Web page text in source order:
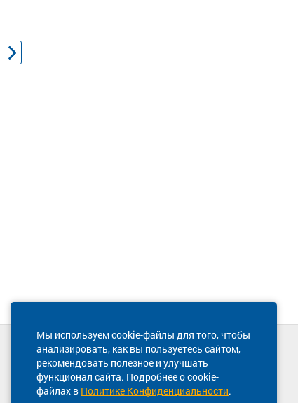
Мы используем cookie-файлы для того, чтобы
анализировать, как вы пользуетесь сайтом,
рекомендовать полезное и улучшать
функционал сайта. Подробнее о cookie-
файлах в Политике Конфиденциальности.
Техническая поддержка сайта
8 800 600-03-38